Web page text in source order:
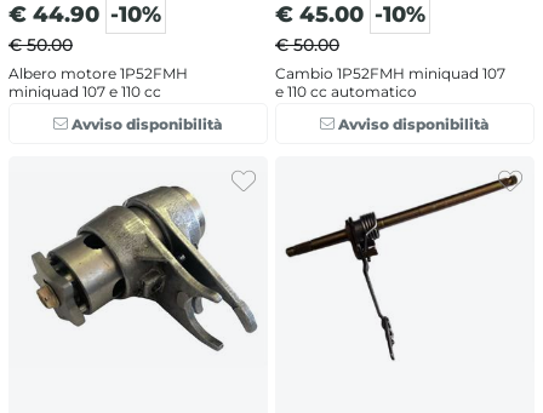
€ 44.90 -10%
€ 50.00
Albero motore 1P52FMH
miniquad 107 e 110 cc
Avviso disponibilità
€ 45.00 -10%
€ 50.00
Cambio 1P52FMH miniquad 107
e 110 cc automatico
Avviso disponibilità